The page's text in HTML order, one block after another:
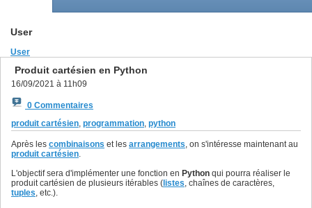
User
User
Produit cartésien en Python
16/09/2021 à 11h09
0 Commentaires
produit cartésien, programmation, python
Après les combinaisons et les arrangements, on s'intéresse maintenant au
produit cartésien.
L'objectif sera d'implémenter une fonction en Python qui pourra réaliser le
produit cartésien de plusieurs itérables (listes, chaînes de caractères,
tuples, etc.).